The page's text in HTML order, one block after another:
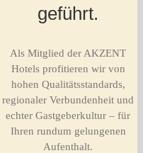
geführt.
Als Mitglied der AKZENT
Hotels profitieren wir von
hohen Qualitätsstandards,
regionaler Verbundenheit und
echter Gastgeberkultur – für
Ihren rundum gelungenen
Aufenthalt.